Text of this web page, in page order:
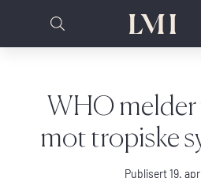
WHO
mot tropiske
Publisert 19.